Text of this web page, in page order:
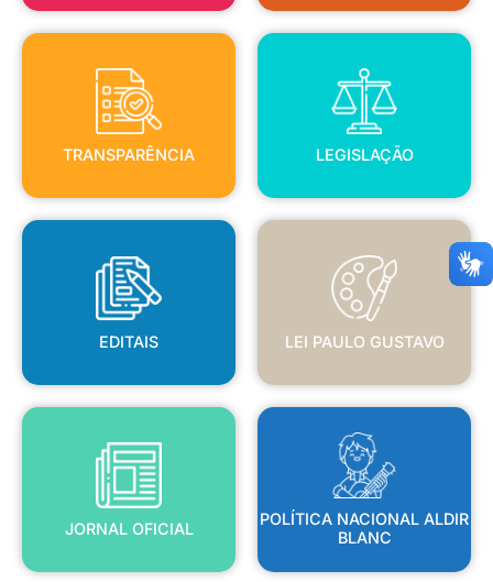
TRANSPARÊNCIA
TRANSPARÊNCIA
LEGISLAÇÃO
LEGISLAÇÃO
EDITAIS
EDITAIS
LEI PAULO GUSTAVO
LEI PAULO GUSTAVO
JORNAL OFICIAL
JORNAL OFICIAL
POLÍTICA NACIONAL ALDIR
BLANC
POLÍTICA NACIONAL ALDIR
BLANC